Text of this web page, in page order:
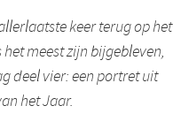
keer terug op het
meest zijn bijgebleven,
deel vier: een portret uit
het Jaar.